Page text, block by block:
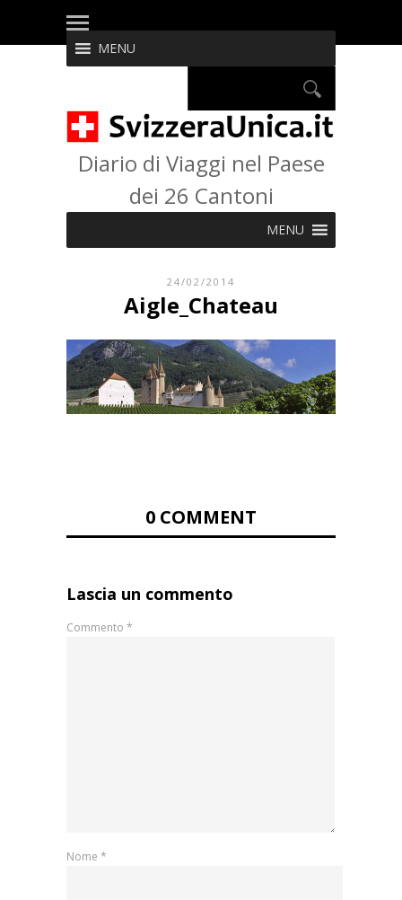
MENU
Diario di Viaggi nel Paese
dei 26 Cantoni
MENU
24/02/2014
Aigle_Chateau
0 COMMENT
Lascia un commento
Commento *
Nome *